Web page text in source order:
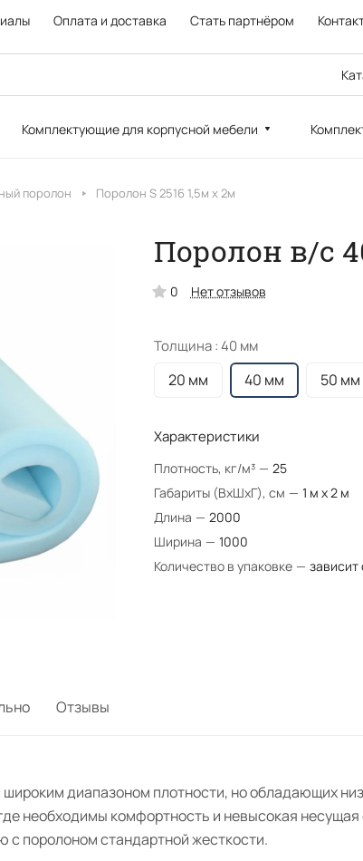
Оплата и доставка Стать партнёром
Комплектующие для корпусной мебели
поролон Поролон S 2516 1,5м х 2м
Поролон в/с
0 Нет отзывов
Толщина :40 мм
20 мм 40 мм 50 мм
Характеристики
Плотность, кг/м³ — 25
Габариты (ВхШхГ), см — 1 м х 2 м
Длина — 2000
Ширина — 1000
Количество в упаковке —
Отзывы
диапазоном плотности, но обладающих
необходимы комфортность и невысокая
поролоном стандартной жесткости.